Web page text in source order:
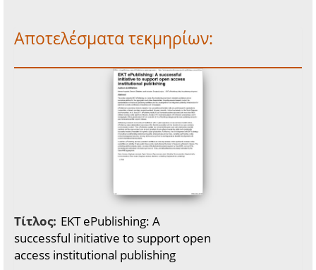
Αποτελέσματα τεκμηρίων:
Τίτλος: EKT ePublishing: A
successful initiative to support open
access institutional publishing